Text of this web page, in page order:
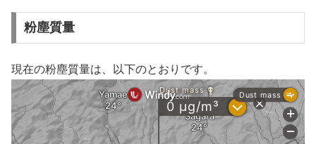
粉塵質量
現在の粉塵質量は、以下のとおりです。